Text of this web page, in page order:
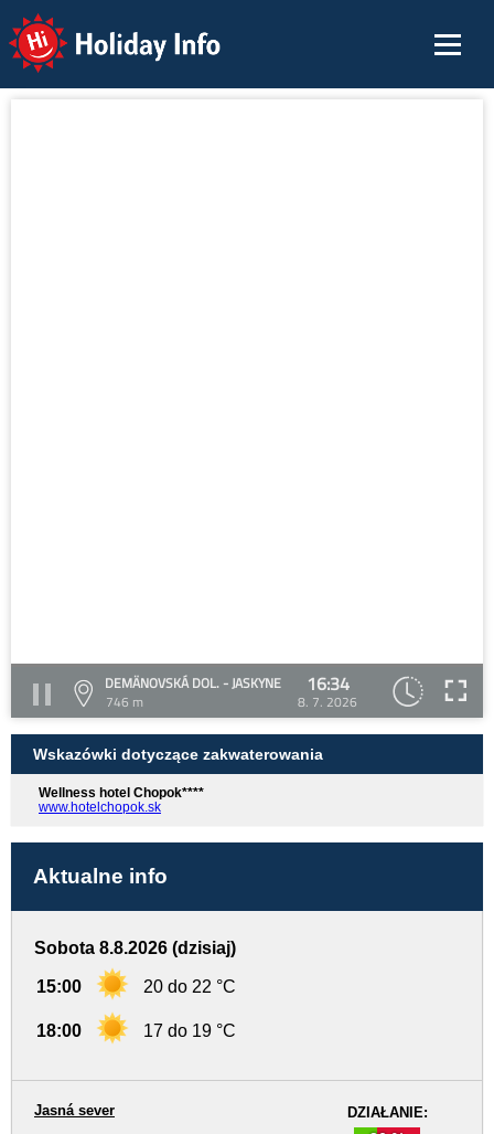
Holiday Info
DEMÄNOVSKÁ DOL. - JASKYNE
746 m
16:34
8. 7. 2026
Wskazówki dotyczące zakwaterowania
Wellness hotel Chopok****
www.hotelchopok.sk
Aktualne info
Sobota 8.8.2026 (dzisiaj)
15:00 20 do 22 °C
18:00 17 do 19 °C
DZIAŁANIE:
Jasná sever